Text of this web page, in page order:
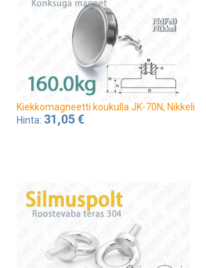
Kiekkomagneetti koukulla JK-70N, Nikkeli
Hinta: 31,05 €